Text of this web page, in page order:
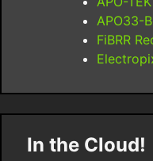
APO33-
FiBRR
In the Cloud!